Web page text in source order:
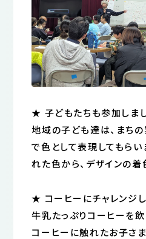
★ 子どもたちも参加しまし
地域の子ども達は、まち
で色として表現してもらい
れた色から、デザインの
★ コーヒーにチャレンジ
牛乳たっぷりコーヒーを
コーヒーに触れたお子さ